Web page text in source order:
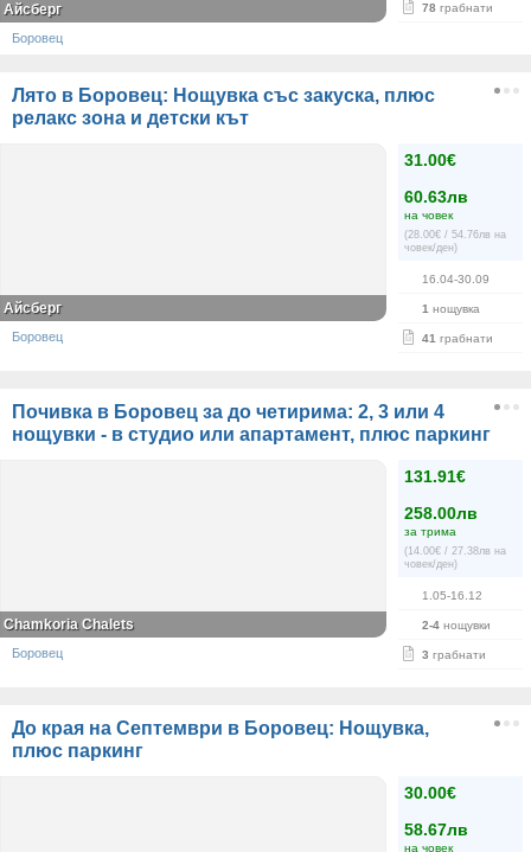
78 грабнати
Айсберг
Боровец
Лято в Боровец: Нощувка със закуска, плюс
релакс зона и детски кът
31.00€
60.63лв
на човек
(28.00€ / 54.76лв на
човек/ден)
16.04-30.09
1 нощувка
41 грабнати
Айсберг
Боровец
Почивка в Боровец за до четирима: 2, 3 или 4
нощувки - в студио или апартамент, плюс паркинг
131.91€
258.00лв
за трима
(14.00€ / 27.38лв на
човек/ден)
1.05-16.12
2-4 нощувки
3 грабнати
Chamkoria Chalets
Боровец
До края на Септември в Боровец: Нощувка,
плюс паркинг
30.00€
58.67лв
на човек